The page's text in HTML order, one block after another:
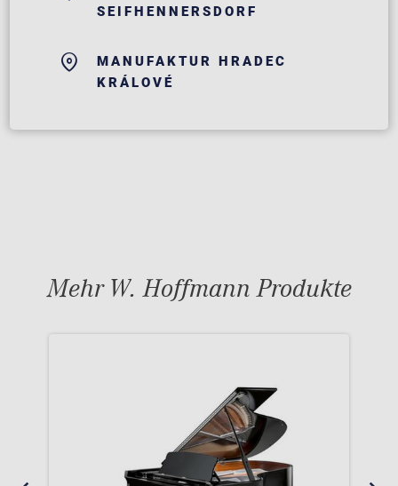
SEIFHENNERSDORF
MANUFAKTUR HRADEC
KRÁLOVÉ
Mehr W. Hoffmann Produkte